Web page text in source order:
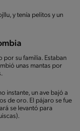
y tenía pelitos y un
por su familia. Estaban
unas mantas por
instante, un ave bajó a
de oro. El pájaro se fue
se levantó para